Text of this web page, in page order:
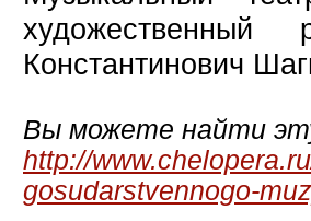
художественный
Константинович
Вы можете найти
http://
gosudarstvennogo-